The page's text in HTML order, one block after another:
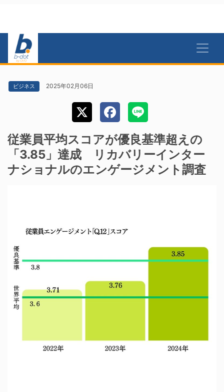
ビジネス 2025年02月06日
従業員平均スコアが優良基準超えの
「3.85」達成 リカバリーインター
ナショナルのエンゲージメント調査